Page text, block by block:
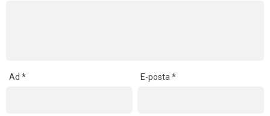
Ad * E-posta*